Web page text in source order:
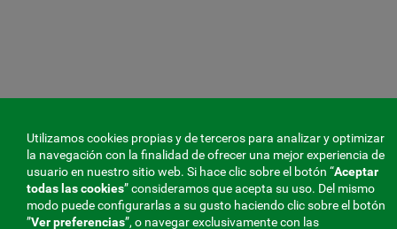
Utilizamos cookies propias y de terceros para analizar y optimizar
la navegación con la finalidad de ofrecer una mejor experiencia de
usuario en nuestro sitio web. Si hace clic sobre el botón “Aceptar
todas las cookies” consideramos que acepta su uso. Del mismo
modo puede configurarlas a su gusto haciendo clic sobre el botón
”Ver preferencias”, o navegar exclusivamente con las